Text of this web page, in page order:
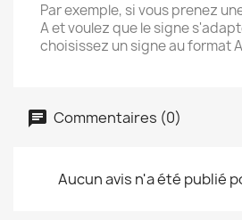
Par exemple, si vous prenez
A et voulez que le signe
choisissez un signe au format
Commentaires (0)
Aucun avis n'a été publié